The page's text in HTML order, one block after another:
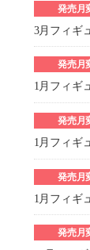
発売月
3月フィギ
発売月
1月フィギ
発売月
1月フィギ
発売月
1月フィギ
発売月